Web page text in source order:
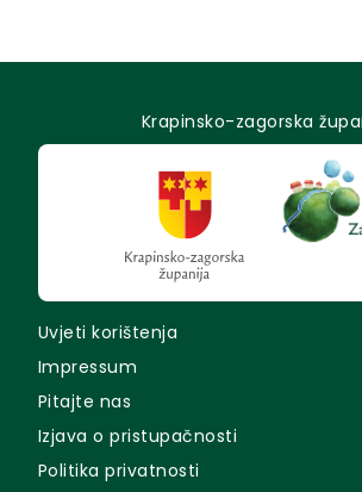
Krapinsko-zagorska
Uvjeti korištenja
Impressum
Pitajte nas
Izjava o pristupačnosti
Politika privatnosti